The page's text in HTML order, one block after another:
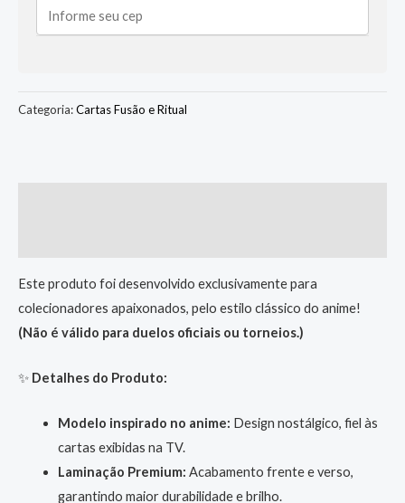
Categoria:Cartas Fusão e Ritual
Este produto foi desenvolvido exclusivamente para
colecionadores apaixonados, pelo estilo clássico do anime!
(Não é válido para duelos oficiais ou torneios.)
✨ Detalhes do Produto:
Modelo inspirado no anime: Design nostálgico, fiel às
cartas exibidas na TV.
Laminação Premium: Acabamento frente e verso,
garantindo maior durabilidade e brilho.